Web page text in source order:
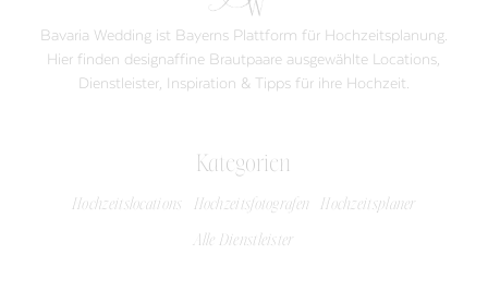
Bavaria Wedding ist Bayerns Plattform für Hochzeitsplanung.
Hier finden designaffine Brautpaare ausgewählte Locations,
Dienstleister, Inspiration & Tipps für ihre Hochzeit.
Kategorien
Hochzeitslocations Hochzeitsfotografen Hochzeitsplaner
Alle Dienstleister